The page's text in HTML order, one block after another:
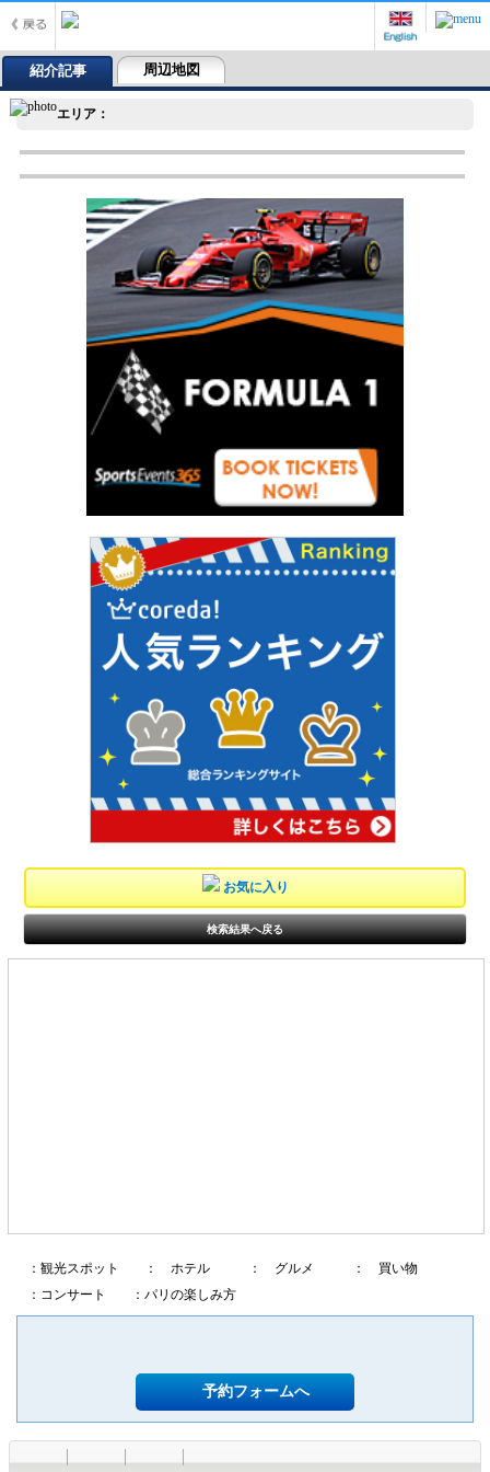
紹介記事 周辺地図
エリア：
お気に入り
検索結果へ戻る
：観光スポット ： ホテル ： グルメ
： 買い物
：コンサート
：パリの楽しみ方
予約フォームへ